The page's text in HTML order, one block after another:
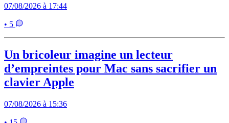
07/08/2026 à 17:44
• 5
Un bricoleur imagine un lecteur
d’empreintes pour Mac sans sacrifier un
clavier Apple
07/08/2026 à 15:36